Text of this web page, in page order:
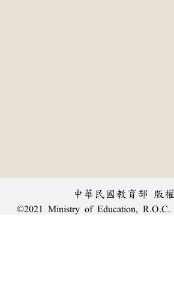
中華民國教育部 版
©2021 Ministry of Education, R.O.C.